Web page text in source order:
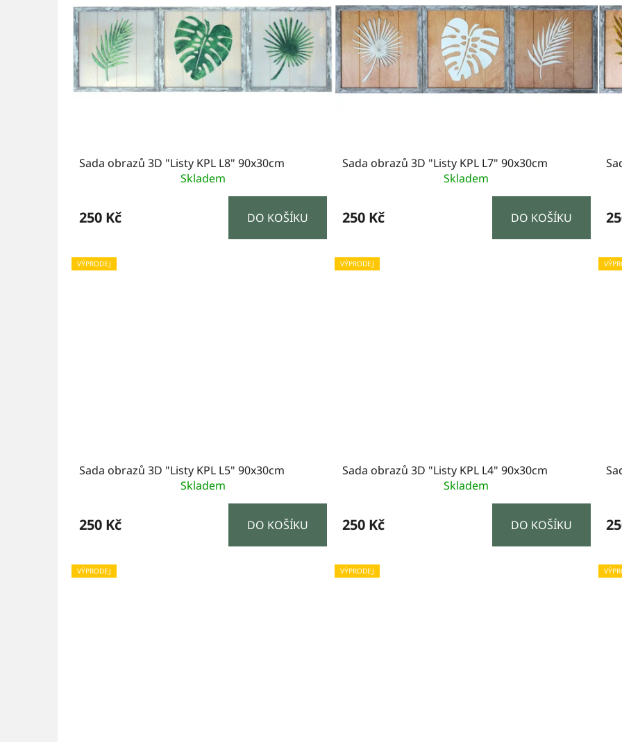
i
s
p
r
u
ů
Sada obrazů 3D "Listy KPL L8" 90x30cm
Skladem
250 Kč DO KOŠÍKU
Sada obrazů 3D "Listy KPL L7" 90x30cm
Skladem
250 Kč DO KOŠÍKU
VÝPRODEJ
Sada obrazů 3D "Listy KPL L5" 90x30cm
Skladem
250 Kč DO KOŠÍKU
VÝPRODEJ
Sada obrazů 3D "Listy KPL L4" 90x30cm
Skladem
250 Kč DO KOŠÍKU
VÝPRODEJ VÝPRODEJ